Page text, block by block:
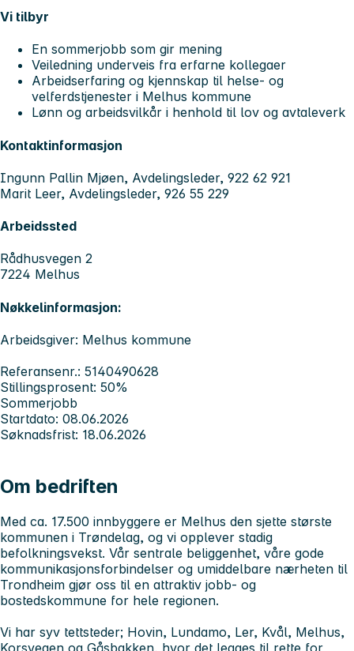
Vi tilbyr
En sommerjobb som gir mening
Veiledning underveis fra erfarne kollegaer
Arbeidserfaring og kjennskap til helse- og
velferdstjenester i Melhus kommune
Lønn og arbeidsvilkår i henhold til lov og avtaleverk
Kontaktinformasjon
Ingunn Pallin Mjøen, Avdelingsleder, 922 62 921
Marit Leer, Avdelingsleder, 926 55 229
Arbeidssted
Rådhusvegen 2
7224 Melhus
Nøkkelinformasjon:
Arbeidsgiver: Melhus kommune
Referansenr.: 5140490628
Stillingsprosent: 50%
Sommerjobb
Startdato: 08.06.2026
Søknadsfrist: 18.06.2026
Om bedriften
Med ca. 17.500 innbyggere er Melhus den sjette største
kommunen i Trøndelag, og vi opplever stadig
befolkningsvekst. Vår sentrale beliggenhet, våre gode
kommunikasjonsforbindelser og umiddelbare nærheten til
Trondheim gjør oss til en attraktiv jobb- og
bostedskommune for hele regionen.
Vi har syv tettsteder; Hovin, Lundamo, Ler, Kvål, Melhus,
Korsvegen og Gåsbakken, hvor det legges til rette for